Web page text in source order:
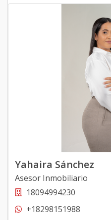
Yahaira Sánchez
Asesor Inmobiliario
18094994230
+18298151988